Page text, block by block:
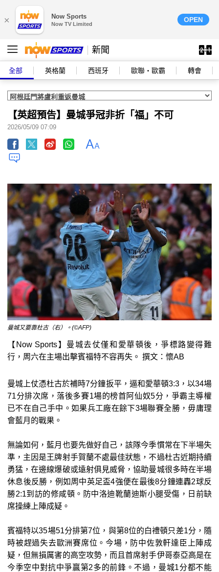
× Now Sports
Now TV Limited
OPEN
新聞
全部 英格蘭 西班牙 歐聯‧歐霸 轉會
【英超預告】曼城爭冠非折「福」不可
2026/05/09 07:09
曼城又要靠杜古（右）。(©AFP)
【Now Sports】曼城去仗僅和愛華頓後，爭標路變得難
行，周六在主場出擊賓福特不容再失。 撰文：懷AB
曼城上仗憑杜古於補時7分鐘扳平，逼和愛華頓3:3，以34場
71分排次席，落後多賽1場的榜首阿仙奴5分，爭霸主導權
已不在自己手中。如果兵工廠在餘下3場聯賽全勝，毋庸理
會藍月的戰果。
無論如何，藍月也要先做好自己，該隊今季慣常在下半場失
準，主因是王牌射手賀蘭不處最佳狀態，不過杜古近期持續
勇猛，在邊線爆破或遠射俱見威脅，協助曼城很多時在半場
休息後反勝，例如周中英足盃4強便在最後8分鐘連轟2球反
勝2:1到訪的修咸頓。防中洛迪靴蘭迪斯小腿受傷，日前缺
席操練上陣成疑。
賓福特以35場51分排第7位，與第8位的白禮頓只差1分，隨
時被趕過失去歐洲賽席位。今場，防中佐敦軒達臣上陣成
疑，但無損厲害的高空攻勢，而且首席射手伊哥泰亞高是在
今季空中對抗中爭贏第2多的前鋒。不過，曼城1分都不能